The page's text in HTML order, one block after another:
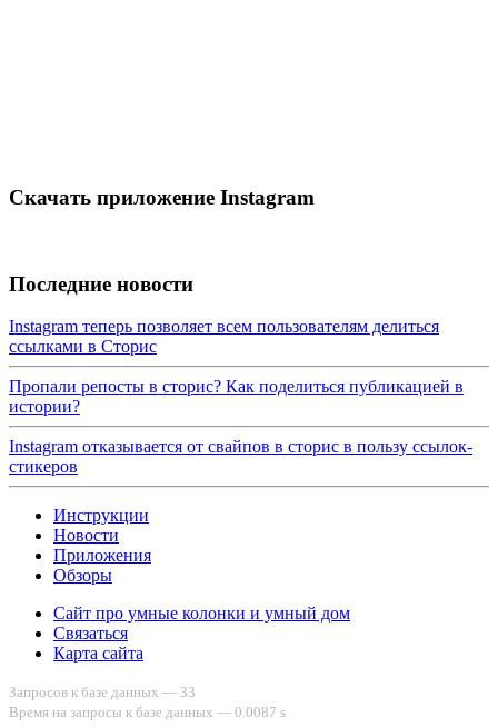
Скачать приложение Instagram
Последние новости
Instagram теперь позволяет всем пользователям делиться
ссылками в Сторис
Пропали репосты в сторис? Как поделиться публикацией в
истории?
Instagram отказывается от свайпов в сториc в пользу ссылок-
стикеров
Инструкции
Новости
Приложения
Обзоры
Сайт про умные колонки и умный дом
Связаться
Карта сайта
Запросов к базе данных — 33
Время на запросы к базе данных — 0.0087 s